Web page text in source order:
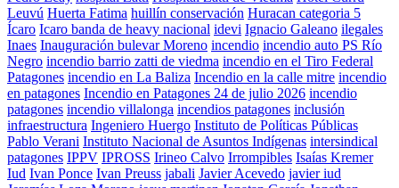
Leuvú Huerta Fatima huillín conservación Huracan categoria 5
Ícaro Icaro banda de heavy nacional idevi Ignacio Galeano ilegales
Inaes Inauguración bulevar Moreno incendio incendio auto PS Río
Negro incendio barrio zatti de viedma incendio en el Tiro Federal
Patagones incendio en La Baliza Incendio en la calle mitre incendio
en patagones Incendio en Patagones 24 de julio 2026 incendio
patagones incendio villalonga incendios patagones inclusión
infraestructura Ingeniero Huergo Instituto de Políticas Públicas
Pablo Verani Instituto Nacional de Asuntos Indígenas intersindical
patagones IPPV IPROSS Irineo Calvo Irrompibles Isaías Kremer
Iud Ivan Ponce Ivan Preuss jabali Javier Acevedo javier iud